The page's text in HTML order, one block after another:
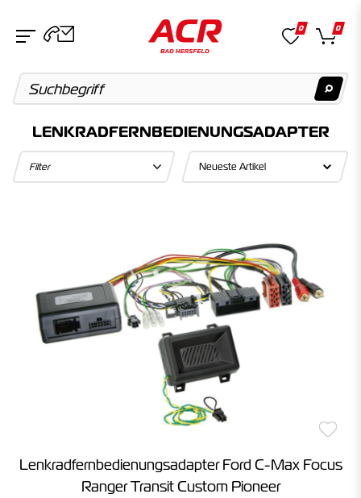
Keine Suchergebnisse gefunden.
Keine Suchergebnisse gefunden.
Kategorien
Keine Suchergebnisse gefunden.
0 0
LENKRADFERNBEDIENUNGSADAPTER
Filter
Lenkradfernbedienungsadapter Ford C-Max Focus
Ranger Transit Custom Pioneer